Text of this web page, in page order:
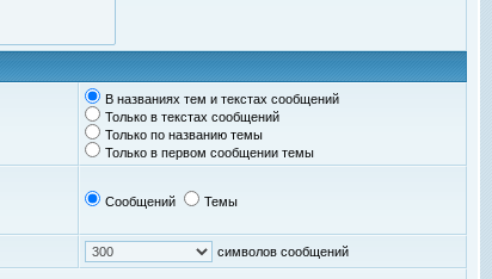
В названиях тем и текстах сообщений
Только в текстах сообщений
Только по названию темы
Только в первом сообщении темы
Сообщений Темы
символов сообщений